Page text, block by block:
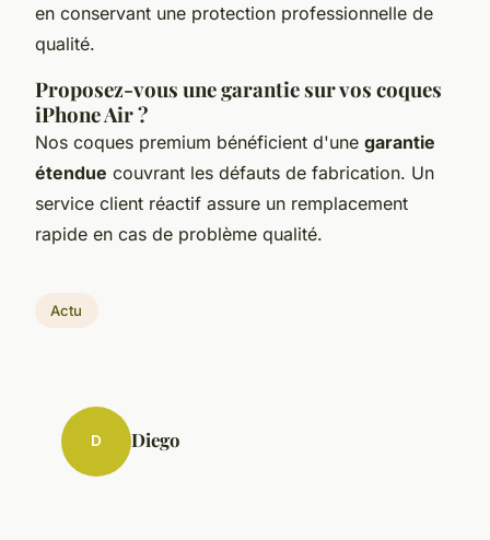
en conservant une protection professionnelle de
qualité.
Proposez-vous une garantie sur vos coques
iPhone Air ?
Nos coques premium bénéficient d'une garantie
étendue couvrant les défauts de fabrication. Un
service client réactif assure un remplacement
rapide en cas de problème qualité.
Actu
D Diego